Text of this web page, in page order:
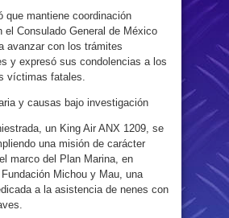
que mantiene coordinación
el Consulado General de México
avanzar con los trámites
y expresó sus condolencias a los
víctimas fatales.
y causas bajo investigación
un King Air ANX 1209, se
una misión de carácter
marco del Plan Marina, en
Michou y Mau, una
a la asistencia de nenes con